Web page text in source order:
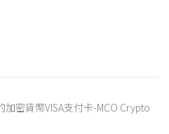
加密貨幣VISA支付卡-MCO Crypto